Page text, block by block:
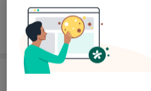
W jaki sposób ustalane są ceny?
Specjaliści